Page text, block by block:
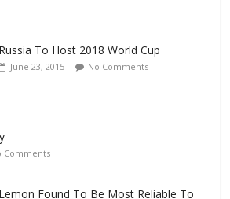
Russia To Host 2018 World Cup
June 23, 2015 No Comments
Comments
Lemon Found To Be Most Reliable To